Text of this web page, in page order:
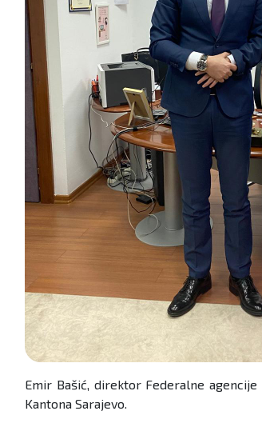
Emir Bašić, direktor Federalne
Kantona Sarajevo.